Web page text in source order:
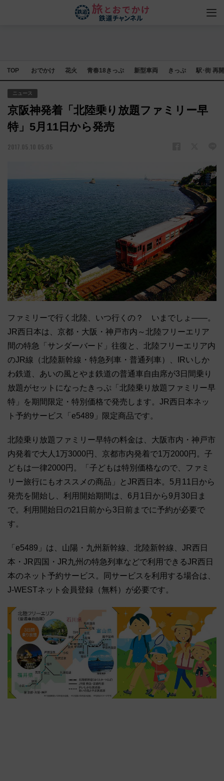
TOP おでかけ 花火 青春18きっぷ 新型車両 きっぷ 駅･街 再
ニュース
京阪神発着「北陸乗り放題ファミリー早
特」5月11日から発売
2017.05.10 05:05
ファミリーで行く北陸、いつ行くの？ いまでしょ――。
JR西日本は、京都・大阪・神戸市内～北陸フリーエリア
間の特急「サンダーバード」往復と、北陸フリーエリア内
のJR線（北陸新幹線・特急列車・普通列車）、IRいしか
わ鉄道、あいの風とやま鉄道の普通車自由席が3日間乗り
放題がセットになったきっぷ「北陸乗り放題ファミリー早
特」を期間限定・特別価格で発売します。JR西日本ネッ
ト予約サービス「e5489」限定商品です。
北陸乗り放題ファミリー早特の料金は、大阪市内・神戸市
内発着で大人1万3000円、京都市内発着で1万2000円。子
どもは一律2000円。「子どもは特別価格なので、ファミ
リー旅行にもオススメの商品」とJR西日本。5月11日から
発売を開始し、利用開始期間は、6月1日から9月30日ま
で。利用開始日の21日前から3日前までに予約が必要で
す。
「e5489」は、山陽・九州新幹線、北陸新幹線、JR西日
本・JR四国・JR九州の特急列車などで利用できるJR西日
本のネット予約サービス。同サービスを利用する場合は、
J-WESTネット会員登録（無料）が必要です。